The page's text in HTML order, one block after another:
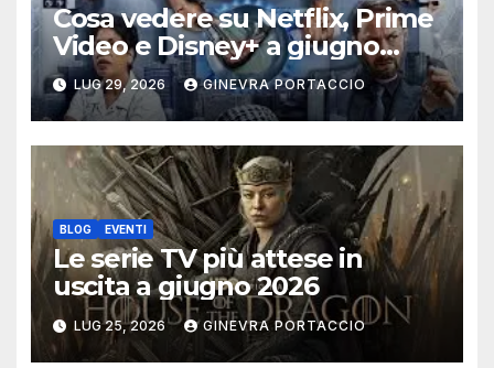
Cosa vedere su Netflix, Prime
Video e Disney+ a giugno
2026
LUG 29, 2026 GINEVRA PORTACCIO
BLOG EVENTI
Le serie TV più attese in
uscita a giugno 2026
LUG 25, 2026 GINEVRA PORTACCIO